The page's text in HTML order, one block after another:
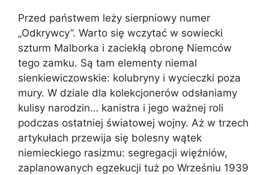
Przed państwem leży sierpniowy numer
„Odkrywcy”. Warto się wczytać w sowiecki
szturm Malborka i zaciekłą obronę Niemców
tego zamku. Są tam elementy niemal
sienkiewiczowskie: kolubryny i wycieczki poza
mury. W dziale dla kolekcjonerów odsłaniamy
kulisy narodzin… kanistra i jego ważnej roli
podczas ostatniej światowej wojny. Aż w trzech
artykułach przewija się bolesny wątek
niemieckiego rasizmu: segregacji więźniów,
zaplanowanych egzekucji tuż po Wrześniu 1939